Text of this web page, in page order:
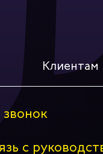
Клиентам
с